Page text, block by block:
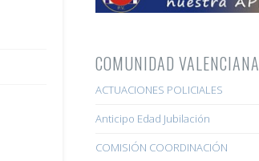
COMUNIDAD VALENCIANA
ACTUACIONES POLICIALES
Anticipo Edad Jubilación
COMISIÓN COORDINACIÓN